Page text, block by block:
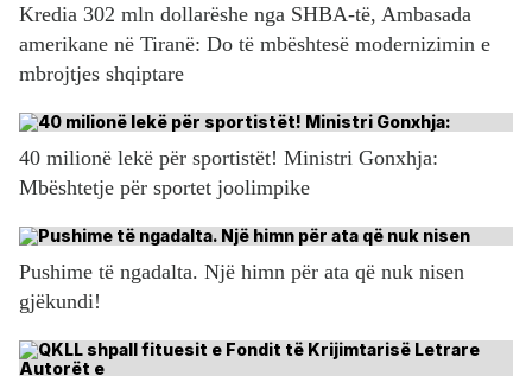
Kredia 302 mln dollarëshe nga SHBA-të, Ambasada
amerikane në Tiranë: Do të mbështesë modernizimin e
mbrojtjes shqiptare
40 milionë lekë për sportistët! Ministri Gonxhja:
Mbështetje për sportet joolimpike
Pushime të ngadalta. Një himn për ata që nuk nisen
gjëkundi!